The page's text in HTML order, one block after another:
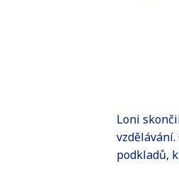
Loni
podkladů,